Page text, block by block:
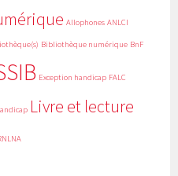
Allophones ANLCI
Bibliothèque numérique BnF
Exception handicap FALC
Livre et lecture